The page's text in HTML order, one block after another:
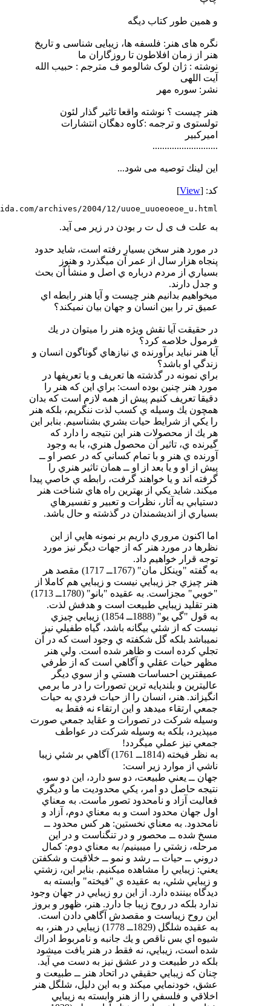
و همین طور كتاب دیگه
نگره های هنر: فلسفه ها، زیبایی شناسی و تاریخ
هنر از زمان افلاطون تا روزگاران ما
نوشته : ژان لوک شالومو ف مترجم : حبیب الله
آیت اللهی
نشر: سوره مهر
هنر چيست ؟ نوشته واقعا تاثیر گذار لئون
تولستوی و ترجمه :كاوه دهگان انتشارات
امیركبیر
...........................
این لینك توصیه می شود...
کد: [View
]
archives/2004/12/uuoe_uuoeoeoe_u.html
به علت ف ی ل ت ر بودن در زیر می آید.
در مورد هنر سخن بسيار رفته است، شايد حدود
پنجاه هزار سال از عمر آن ميگذرد و هنوز
بسياري از مردم درباره ي اصل و منشأ آن بحث
و جدل دارند.
ميخواهيم بدانيم هنر چيست و آيا هنر رابطه اي
عميق تر را بين انسان و جهان بيان نميكند؟
در حقيقت آيا نقش ويژه هنر را ميتوان در يك
فرمول خلاصه كرد؟
آيا هنر نبايد برآورنده ي نيازهاي گوناگون انسان و
زندگي او باشد؟
براي نمونه در گذشته ها تعريف و يا تعريفها در
مورد هنر چنين بوده است: براي اين كه هنر را
دقيقا تعريف كنيم پيش از همه لازم است كه بدان
همچون يك وسيله ي كسب لذت ننگريم، بلكه هنر
را يكي از شرايط حيات بشري بشناسيم. بنابر اين
هر يك از محصولات هنر اين نتيجه را دارد كه
گيرنده ي، تاثير آن محصول هنري، با به وجود
آورنده ي هنر و با تمام كساني كه در عصر او ــ
پيش از او و يا بعد از او ــ همان تاثير هنري را
گرفته اند و يا خواهند گرفت، رابطه ي خاصي پيدا
ميكند. شايد يكي از بهترين راه هاي شناخت هنر
دستيابي به آثار، نظرات و تعبير و تفسيرهاي
بسياري از انديشمندان در گذشته و حال باشد.
اما اكنون مروري داريم بر نمونه هايي از اين
نظرها در مورد هنر كه از جهات ديگر نيز مورد
توجه قرار خواهيم داد.
به گفته "وينكل مان" (1767ــ 1717) مقصد هر
هنر چيزي جز زيبايي نيست و زيبايي هم كاملا از
"خوبي" مجزاست. به عقيده "بانو" (1780ــ 1713)
هنر تقليد زيبايي طبيعت است و هدفش لذت.
به قول "گي يو" (1888ــ 1854) زيبايي چيزي
نيست كه از شئي بيگانه باشد، گياه طفيلي نيز
نميباشد بلكه گل شكفته ي وجود است كه در آن
تجلي كرده است و ظاهر شده است. ولي هنر
مظهر حيات عقلي و آگاهي است كه از طرفي
عميقترين احساسات هستي و از سوي ديگر
عاليترين و بلندپايه ترين تصورات را در ما برمي
انگيزاند. هنر، انسان را از حيات فردي به حيات
جمعي ارتقاء ميدهد و اين ارتقاء نه فقط به
وسيله شركت در تصورات و عقايد جمعي صورت
ميپذيرد، بلكه به وسيله شركت در عواطف
جمعي نيز عملي ميگردد!
به نظر فيخته (1814ــ 1761) آگاهي بر شئي زيبا
ناشي از موارد زير است:
جهان ــ يعني طبيعت، دو سو دارد، اين دو سو،
نتيجه حاصل دو امر، يكي محدوديت ما و ديگري
فعاليت آزاد و نامحدود تصور ماست. به معناي
اول جهان محدود است و به معناي دوم، آزاد و
نامحدود. به معناي نخستين: هر كس محدود ــ
مسخ شده ــ محصور و در تنگناست و در اين
مرحله، زشتي را ميبينيم/ به معناي دوم: كمال
دروني ــ حيات ــ رشد و نمو ــ خلاقيت و شكفتن
يعني: زيبايي را مشاهده ميكنيم. بنابر اين، زشتي
و زيبايي شئي، به عقيده ي "فيخته" وابسته به
ديدگاه بيننده دارد. از اين رو زيبايي در جهان وجود
ندارد بلكه در روح زيبا جا دارد. هنر، ظهور و بروز
اين روح زيباست و مقصدش آگاهي دادن است.
به عقيده شلگل (1829ــ 1778) زيبايي در هنر، به
شيوه اي بس ناقص و يك جانبه و نامربوط ادراك
شده است، زيبايي، نه فقط در هنر يافت ميشود
بلكه در طبيعت و در عشق نيز به دست مي آيد.
چنان كه زيبايي حقيقي در اتحاد هنر ــ طبيعت و
عشق، خودنمايي ميكند و به اين دليل، شلگل هنر
اخلاقي و فلسفي را از هنر وابسته به زيبايي